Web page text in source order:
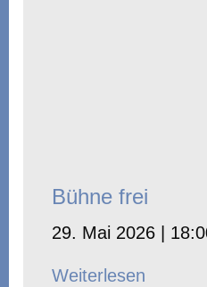
Bühne frei
29. Mai 2026 |
Weiterlesen